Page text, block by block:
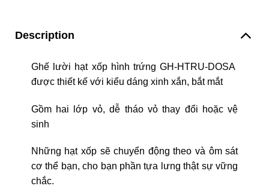
Description
Ghế lười hạt xốp hình trứng GH-HTRU-DOSA
được thiết kế với kiểu dáng xinh xắn, bắt mắt
Gồm hai lớp vỏ, dễ tháo vỏ thay đổi hoặc vệ
sinh
Những hạt xốp sẽ chuyển động theo và ôm sát
cơ thể bạn, cho bạn phần tựa lưng thật sự vững
chắc.